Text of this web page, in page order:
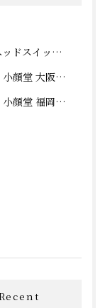
大阪心斎橋店
大阪心斎橋店
福岡天神店